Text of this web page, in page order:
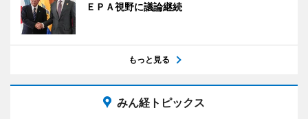
ＥＰＡ視野に議論継続
もっと見る
みん経トピックス